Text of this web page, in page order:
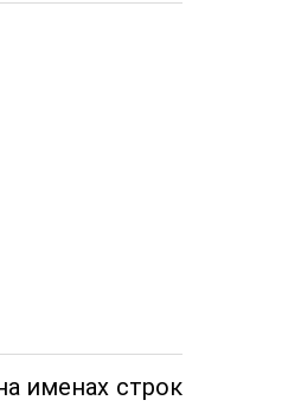
именах строк